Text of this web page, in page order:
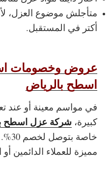
متأجلش موضوع العزل،
أكتر في المستقبل.
عروض وخصومات
اسطح بالرياض
في مواسم معينة أو عند
كبيرة، شركة عزل اسطح
مميزة للعملاء الدائمين